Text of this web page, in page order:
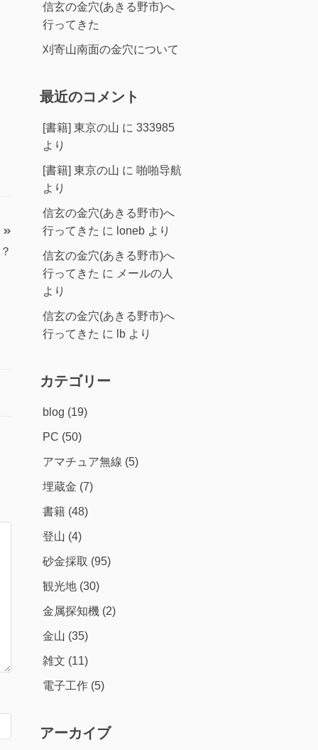
信玄の金穴(あきる野市)へ
行ってきた
刈寄山南面の金穴について
最近のコメント
[書籍] 東京の山 に 333985
より
[書籍] 東京の山 に 啪啪导航
より
信玄の金穴(あきる野市)へ
行ってきた に loneb より
信玄の金穴(あきる野市)へ
行ってきた に メールの人
より
信玄の金穴(あきる野市)へ
行ってきた に lb より
カテゴリー
blog (19)
PC (50)
アマチュア無線 (5)
埋蔵金 (7)
書籍 (48)
登山 (4)
砂金採取 (95)
観光地 (30)
金属探知機 (2)
金山 (35)
雑文 (11)
電子工作 (5)
アーカイブ